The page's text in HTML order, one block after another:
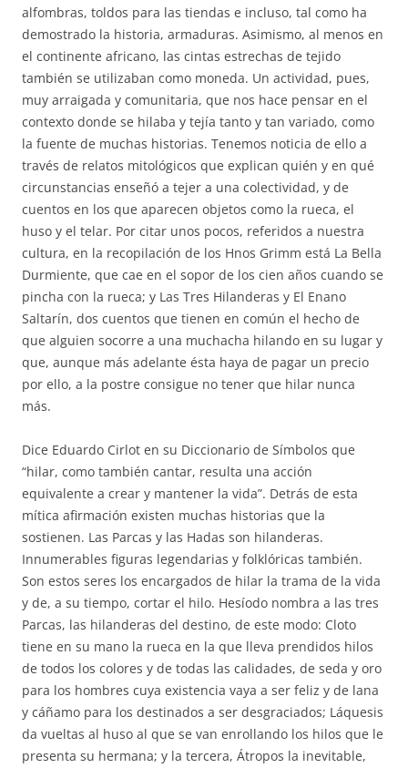
alfombras, toldos para las tiendas e incluso, tal como ha
demostrado la historia, armaduras. Asimismo, al menos en
el continente africano, las cintas estrechas de tejido
también se utilizaban como moneda. Un actividad, pues,
muy arraigada y comunitaria, que nos hace pensar en el
contexto donde se hilaba y tejía tanto y tan variado, como
la fuente de muchas historias. Tenemos noticia de ello a
través de relatos mitológicos que explican quién y en qué
circunstancias enseñó a tejer a una colectividad, y de
cuentos en los que aparecen objetos como la rueca, el
huso y el telar. Por citar unos pocos, referidos a nuestra
cultura, en la recopilación de los Hnos Grimm está La Bella
Durmiente, que cae en el sopor de los cien años cuando se
pincha con la rueca; y Las Tres Hilanderas y El Enano
Saltarín, dos cuentos que tienen en común el hecho de
que alguien socorre a una muchacha hilando en su lugar y
que, aunque más adelante ésta haya de pagar un precio
por ello, a la postre consigue no tener que hilar nunca
más.
Dice Eduardo Cirlot en su Diccionario de Símbolos que
“hilar, como también cantar, resulta una acción
equivalente a crear y mantener la vida”. Detrás de esta
mítica afirmación existen muchas historias que la
sostienen. Las Parcas y las Hadas son hilanderas.
Innumerables figuras legendarias y folklóricas también.
Son estos seres los encargados de hilar la trama de la vida
y de, a su tiempo, cortar el hilo. Hesíodo nombra a las tres
Parcas, las hilanderas del destino, de este modo: Cloto
tiene en su mano la rueca en la que lleva prendidos hilos
de todos los colores y de todas las calidades, de seda y oro
para los hombres cuya existencia vaya a ser feliz y de lana
y cáñamo para los destinados a ser desgraciados; Láquesis
da vueltas al huso al que se van enrollando los hilos que le
presenta su hermana; y la tercera, Átropos la inevitable,